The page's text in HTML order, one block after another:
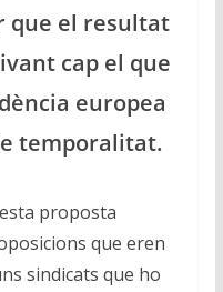
que el resultat
cap el que
europea
temporalitat.
proposta
que eren
sindicats que ho